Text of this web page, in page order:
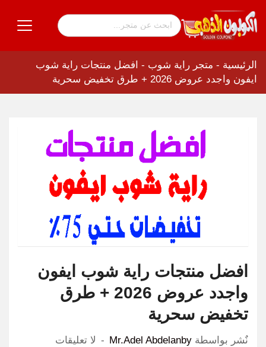
الرئيسية - متجر راية شوب - افضل منتجات راية شوب
ايفون واجدد عروض 2026 + طرق تخفيض سحرية
افضل منتجات راية شوب ايفون
واجدد عروض 2026 + طرق
تخفيض سحرية
نٌشر بواسطة Mr.Adel Abdelanby لا تعليقات